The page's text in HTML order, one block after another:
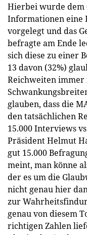
Hierbei wurde dem
Informationen eine
vorgelegt und das
befragte am Ende
sich diese zu einer
13 davon (32%)
Reichweiten immer
glauben, dass die
den tatsächlichen
15.000 Interviews
Präsident Helmut
gut 15.000
meint, man könne
der es um die
nicht genau hier
zur
genau von diesem
richtigen Zahlen